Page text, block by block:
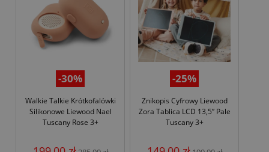
-30%
Walkie Talkie Krótkofalówki
Silikonowe Liewood Nael
Tuscany Rose 3+
-25%
Znikopis Cyfrowy Liewood
Zora Tablica LCD 13,5” Pale
Tuscany 3+